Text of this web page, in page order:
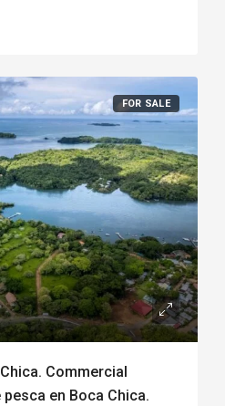
FOR SALE
Commercial
en Boca Chica.